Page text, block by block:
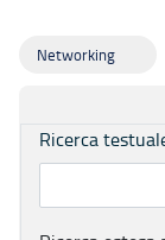
Networking
Ricerca